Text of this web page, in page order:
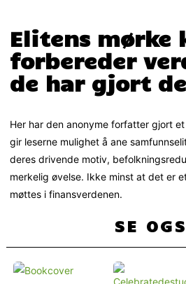
Elitens mørke
forbereder
de har gjort
Her har den anonyme forfatter gjort
gir leserne mulighet å ane
deres drivende motiv,
merkelig øvelse. Ikke minst at det er
møttes i finansverdenen.
SE